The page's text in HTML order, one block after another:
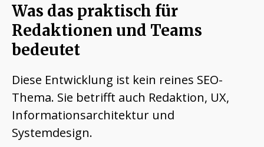
Was das praktisch für
Redaktionen und Teams
bedeutet
Diese Entwicklung ist kein reines SEO-
Thema. Sie betrifft auch Redaktion, UX,
Informationsarchitektur und
Systemdesign.